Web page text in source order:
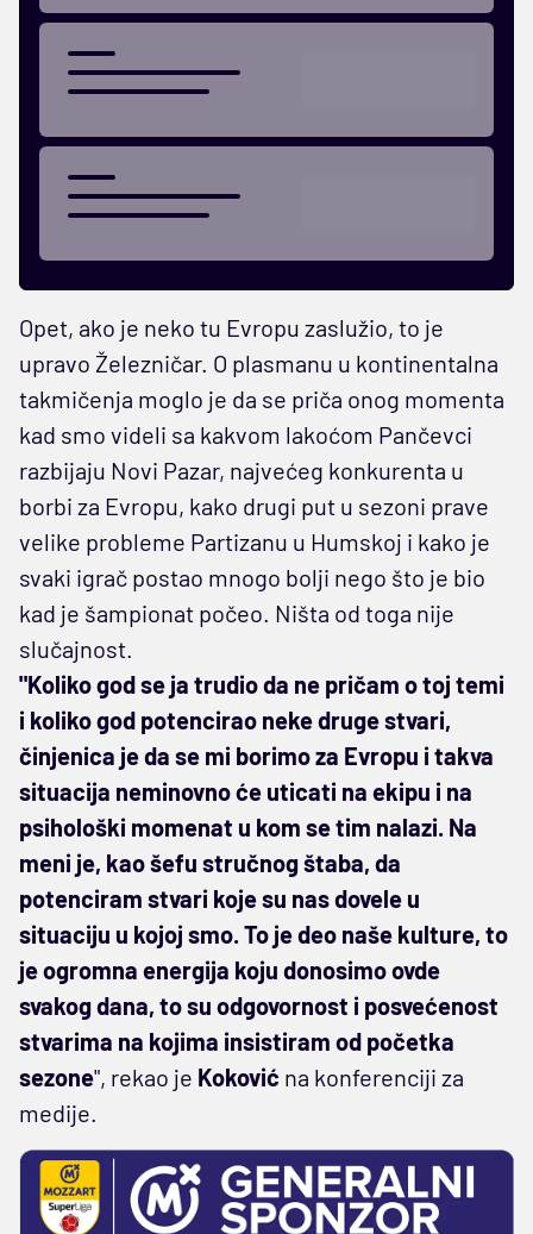
Opet, ako je neko tu Evropu zaslužio, to je
upravo Železničar. O plasmanu u kontinentalna
takmičenja moglo je da se priča onog momenta
kad smo videli sa kakvom lakoćom Pančevci
razbijaju Novi Pazar, najvećeg konkurenta u
borbi za Evropu, kako drugi put u sezoni prave
velike probleme Partizanu u Humskoj i kako je
svaki igrač postao mnogo bolji nego što je bio
kad je šampionat počeo. Ništa od toga nije
slučajnost.
"Koliko god se ja trudio da ne pričam o toj temi
i koliko god potencirao neke druge stvari,
činjenica je da se mi borimo za Evropu i takva
situacija neminovno će uticati na ekipu i na
psihološki momenat u kom se tim nalazi. Na
meni je, kao šefu stručnog štaba, da
potenciram stvari koje su nas dovele u
situaciju u kojoj smo. To je deo naše kulture, to
je ogromna energija koju donosimo ovde
svakog dana, to su odgovornost i posvećenost
stvarima na kojima insistiram od početka
sezone", rekao je Koković na konferenciji za
medije.